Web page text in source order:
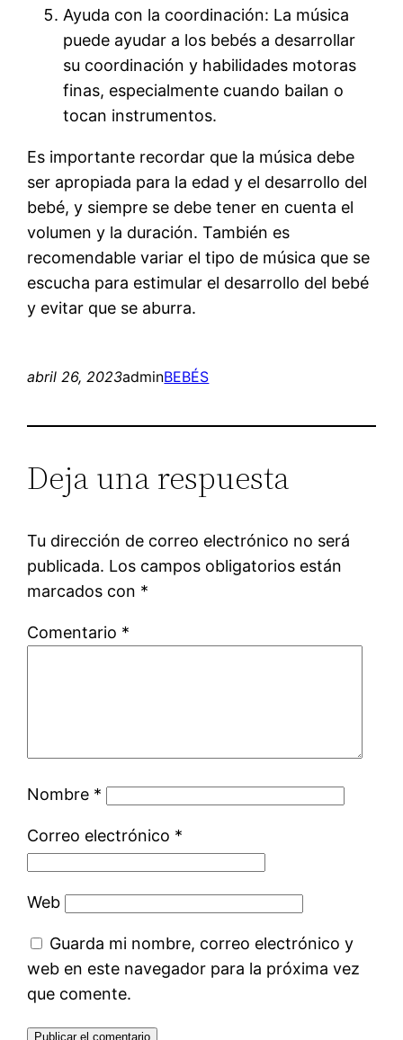
Ayuda con la coordinación: La música
puede ayudar a los bebés a desarrollar
su coordinación y habilidades motoras
finas, especialmente cuando bailan o
tocan instrumentos.
Es importante recordar que la música debe
ser apropiada para la edad y el desarrollo del
bebé, y siempre se debe tener en cuenta el
volumen y la duración. También es
recomendable variar el tipo de música que se
escucha para estimular el desarrollo del bebé
y evitar que se aburra.
abril 26, 2023adminBEBÉS
Deja una respuesta
Tu dirección de correo electrónico no será
publicada. Los campos obligatorios están
marcados con *
Comentario *
Nombre *
Correo electrónico *
Web
Guarda mi nombre, correo electrónico y
web en este navegador para la próxima vez
que comente.